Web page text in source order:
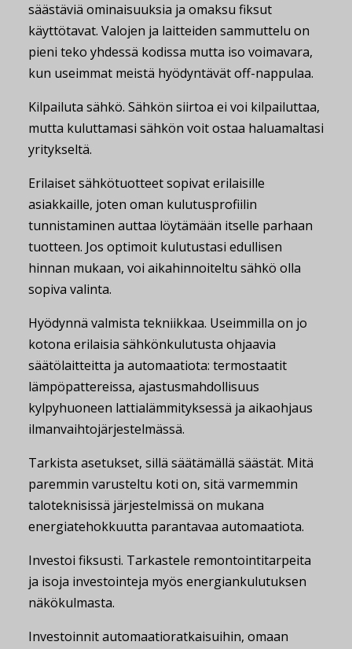
säästäviä ominaisuuksia ja omaksu fiksut
käyttötavat. Valojen ja laitteiden sammuttelu on
pieni teko yhdessä kodissa mutta iso voimavara,
kun useimmat meistä hyödyntävät off-nappulaa.
Kilpailuta sähkö. Sähkön siirtoa ei voi kilpailuttaa,
mutta kuluttamasi sähkön voit ostaa haluamaltasi
yritykseltä.
Erilaiset sähkötuotteet sopivat erilaisille
asiakkaille, joten oman kulutusprofiilin
tunnistaminen auttaa löytämään itselle parhaan
tuotteen. Jos optimoit kulutustasi edullisen
hinnan mukaan, voi aikahinnoiteltu sähkö olla
sopiva valinta.
Hyödynnä valmista tekniikkaa. Useimmilla on jo
kotona erilaisia sähkönkulutusta ohjaavia
säätölaitteitta ja automaatiota: termostaatit
lämpöpattereissa, ajastusmahdollisuus
kylpyhuoneen lattialämmityksessä ja aikaohjaus
ilmanvaihtojärjestelmässä.
Tarkista asetukset, sillä säätämällä säästät. Mitä
paremmin varusteltu koti on, sitä varmemmin
taloteknisissä järjestelmissä on mukana
energiatehokkuutta parantavaa automaatiota.
Investoi fiksusti. Tarkastele remontointitarpeita
ja isoja investointeja myös energiankulutuksen
näkökulmasta.
Investoinnit automaatioratkaisuihin, omaan